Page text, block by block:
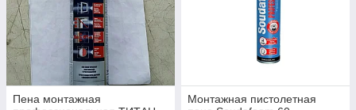
Пена монтажная
Монтажная пистолетная